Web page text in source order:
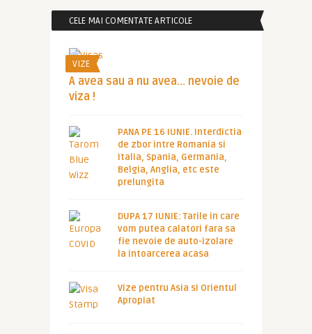
CELE MAI COMENTATE ARTICOLE
VIZE
A avea sau a nu avea… nevoie de
viza !
PANA PE 16 IUNIE. Interdictia
de zbor intre Romania si
Italia, Spania, Germania,
Belgia, Anglia, etc este
prelungita
DUPA 17 IUNIE: Tarile in care
vom putea calatori fara sa
fie nevoie de auto-izolare
la intoarcerea acasa
Vize pentru Asia si Orientul
Apropiat